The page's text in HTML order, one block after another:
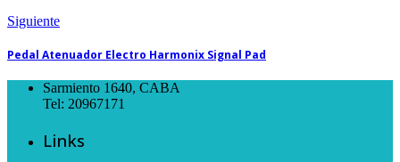
Siguiente
Pedal Atenuador Electro Harmonix Signal Pad
Sarmiento 1640, CABA
Tel: 20967171
Links